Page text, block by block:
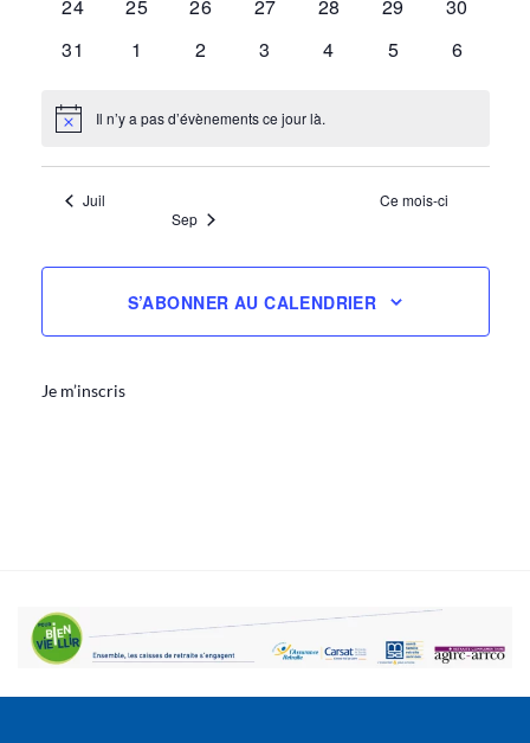
24 25 26 27 28 29
30
0
31
0
1
0
2
0
3
0
4
0
5
0
6
Notice Il n’y a pas d’évènements ce jour là.
Juil
Ce mois-ci
Sep
S’ABONNER AU CALENDRIER
Je m’inscris